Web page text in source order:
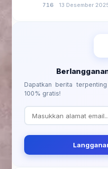
716 13 Desember
Dapatkan berita
100% gratis!